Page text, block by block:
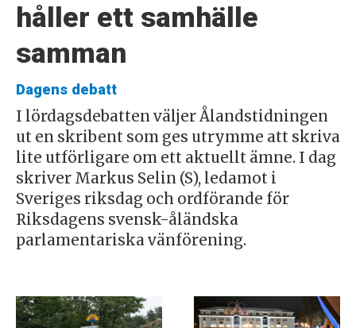
håller ett samhälle
samman
Dagens debatt
I lördagsdebatten väljer Ålandstidningen
ut en skribent som ges utrymme att skriva
lite utförligare om ett aktuellt ämne. I dag
skriver Markus Selin (S), ledamot i
Sveriges riksdag och ordförande för
Riksdagens svensk-åländska
parlamentariska vänförening.